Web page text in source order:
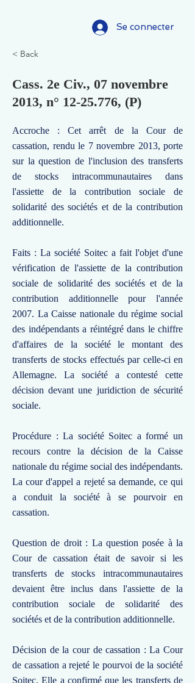
Se connecter
< Back
Cass. 2e Civ., 07 novembre
2013, n° 12-25.776, (P)
Accroche : Cet arrêt de la Cour de
cassation, rendu le 7 novembre 2013, porte
sur la question de l'inclusion des transferts
de stocks intracommunautaires dans
l'assiette de la contribution sociale de
solidarité des sociétés et de la contribution
additionnelle.
Faits : La société Soitec a fait l'objet d'une
vérification de l'assiette de la contribution
sociale de solidarité des sociétés et de la
contribution additionnelle pour l'année
2007. La Caisse nationale du régime social
des indépendants a réintégré dans le chiffre
d'affaires de la société le montant des
transferts de stocks effectués par celle-ci en
Allemagne. La société a contesté cette
décision devant une juridiction de sécurité
sociale.
Procédure : La société Soitec a formé un
recours contre la décision de la Caisse
nationale du régime social des indépendants.
La cour d'appel a rejeté sa demande, ce qui
a conduit la société à se pourvoir en
cassation.
Question de droit : La question posée à la
Cour de cassation était de savoir si les
transferts de stocks intracommunautaires
devaient être inclus dans l'assiette de la
contribution sociale de solidarité des
sociétés et de la contribution additionnelle.
Décision de la cour de cassation : La Cour
de cassation a rejeté le pourvoi de la société
Soitec. Elle a confirmé que les transferts de